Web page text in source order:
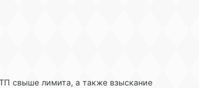
свыше лимита, а также взыскание